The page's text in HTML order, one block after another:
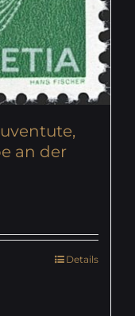
an der
Details